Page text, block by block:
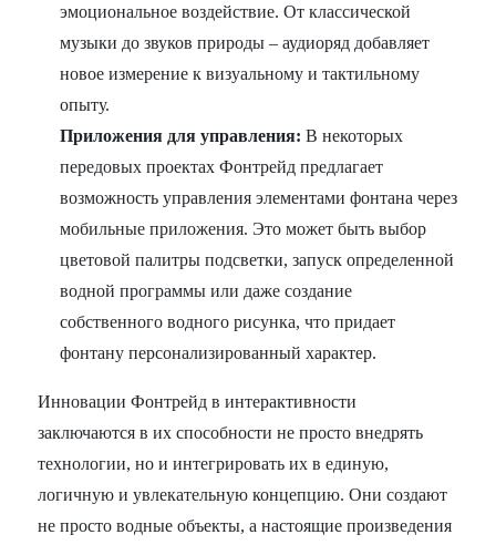
эмоциональное воздействие. От классической
музыки до звуков природы – аудиоряд добавляет
новое измерение к визуальному и тактильному
опыту.
Приложения для управления: В некоторых
передовых проектах Фонтрейд предлагает
возможность управления элементами фонтана через
мобильные приложения. Это может быть выбор
цветовой палитры подсветки, запуск определенной
водной программы или даже создание
собственного водного рисунка, что придает
фонтану персонализированный характер.
Инновации Фонтрейд в интерактивности
заключаются в их способности не просто внедрять
технологии, но и интегрировать их в единую,
логичную и увлекательную концепцию. Они создают
не просто водные объекты, а настоящие произведения